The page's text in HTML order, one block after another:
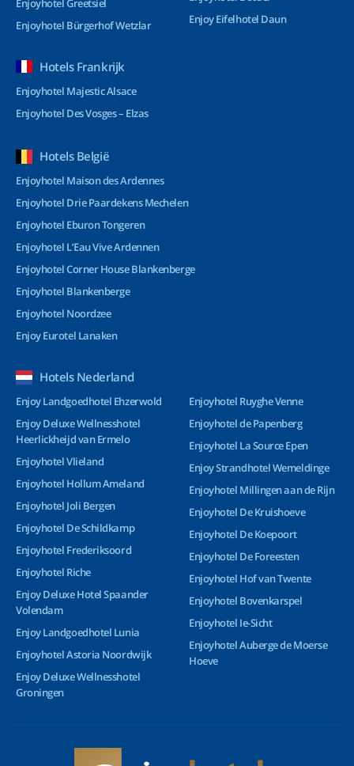
Enjoyhotel Greetsiel
Enjoyhotel Bürgerhof Wetzlar
Enjoy Eifelhotel Daun
Hotels Frankrijk
Enjoyhotel Majestic Alsace
Enjoyhotel Des Vosges – Elzas
Hotels België
Enjoyhotel Maison des Ardennes
Enjoyhotel Drie Paardekens Mechelen
Enjoyhotel Eburon Tongeren
Enjoyhotel L’Eau Vive Ardennen
Enjoyhotel Corner House Blankenberge
Enjoyhotel Blankenberge
Enjoyhotel Noordzee
Enjoy Eurotel Lanaken
Hotels Nederland
Enjoy Landgoedhotel Ehzerwold
Enjoy Deluxe Wellnesshotel
Heerlickheijd van Ermelo
Enjoyhotel Vlieland
Enjoyhotel Hollum Ameland
Enjoyhotel Joli Bergen
Enjoyhotel De Schildkamp
Enjoyhotel Frederiksoord
Enjoyhotel Riche
Enjoy Deluxe Hotel Spaander
Volendam
Enjoy Landgoedhotel Lunia
Enjoyhotel Astoria Noordwijk
Enjoy Deluxe Wellnesshotel
Groningen
Enjoyhotel Ruyghe Venne
Enjoyhotel de Papenberg
Enjoyhotel La Source Epen
Enjoy Strandhotel Wemeldinge
Enjoyhotel Millingen aan de Rijn
Enjoyhotel De Kruishoeve
Enjoyhotel De Koepoort
Enjoyhotel De Foreesten
Enjoyhotel Hof van Twente
Enjoyhotel Bovenkarspel
Enjoyhotel Ie-Sicht
Enjoyhotel Auberge de Moerse
Hoeve